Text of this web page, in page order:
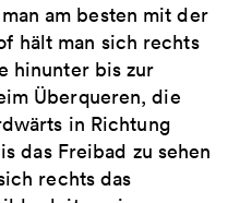
am besten mit der
hält man sich rechts
hinunter bis zur
Überqueren, die
in Richtung
das Freibad zu sehen
rechts das